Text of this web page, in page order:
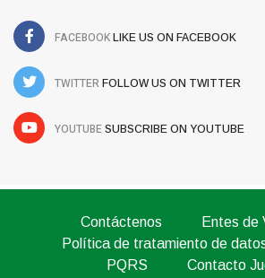
FACEBOOK LIKE US ON FACEBOOK
TWITTER FOLLOW US ON TWITTER
YOUTUBE SUBSCRIBE ON YOUTUBE
Contáctenos
Entes de
Política de tratamiento de
PQRS
Contacto